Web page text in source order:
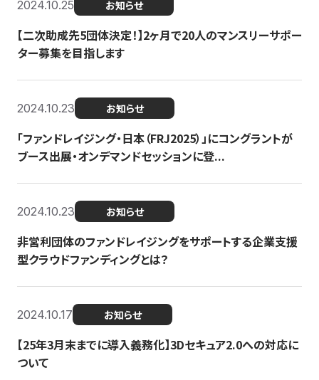
2024.10.25 お知らせ
【二次助成先5団体決定！】2ヶ月で20人のマンスリーサポー
ター募集を目指します
2024.10.23 お知らせ
「ファンドレイジング・日本（FRJ2025）」にコングラントが
ブース出展・オンデマンドセッションに登...
2024.10.23 お知らせ
非営利団体のファンドレイジングをサポートする企業支援
型クラウドファンディングとは？
2024.10.17 お知らせ
【25年3月末までに導入義務化】3Dセキュア2.0への対応に
ついて